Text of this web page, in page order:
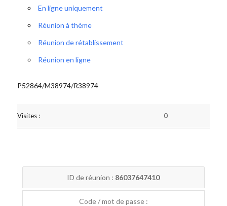
En ligne uniquement
Réunion à thème
Réunion de rétablissement
Réunion en ligne
P52864/M38974/R38974
Visites : 0
ID de réunion : 86037647410
Code / mot de passe :